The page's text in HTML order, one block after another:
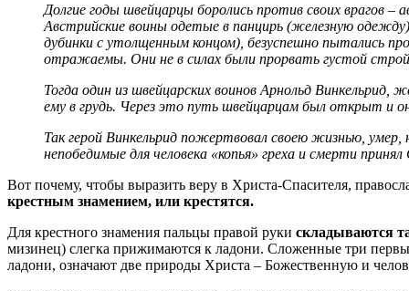
Долгие годы швейцарцы боролись против своих врагов
Австрийские воины одетые в панцирь (железную
дубинки с утолщенным концом), безуспешно пытались
отражаемы. Они не в силах были прорвать густой
Тогда один из швейцарских воинов Арнольд
ему в грудь. Через это путь швейцарцам был открыт и
Так герой Винкельрид пожертвовал своею жизнью,
непобедимые для человека «копья» греха и смерти
Вот почему, чтобы выразить веру в Христа-Спасителя,
крестным знамением, или крестятся.
Для крестного знамения пальцы правой руки складываются
мизинец) слегка прижимаются к ладони. Сложенные три
ладони, означают две природы Христа – Божественную и